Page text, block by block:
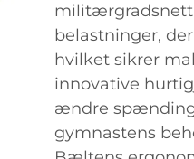
belastninger,
hvilket sikrer
innovative
ændre
gymnastens